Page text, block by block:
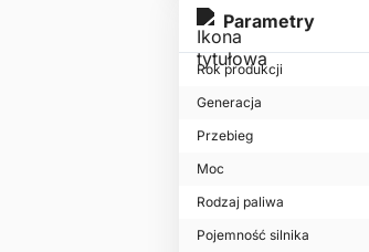
Parametry
Rok produkcji
Generacja
Przebieg
Moc
Rodzaj paliwa
Pojemność silnika